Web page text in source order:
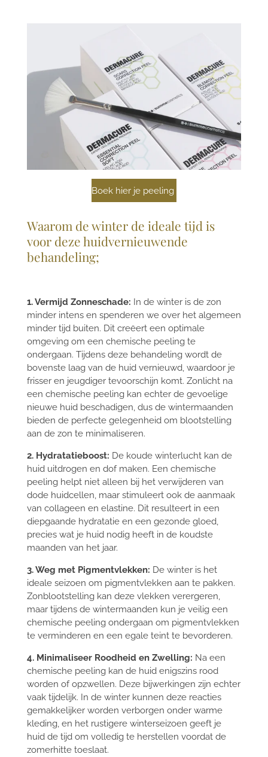
Boek hier je peeling
Waarom de winter de ideale tijd is
voor deze huidvernieuwende
behandeling;
1. Vermijd Zonneschade: In de winter is de zon
minder intens en spenderen we over het algemeen
minder tijd buiten. Dit creëert een optimale
omgeving om een chemische peeling te
ondergaan. Tijdens deze behandeling wordt de
bovenste laag van de huid vernieuwd, waardoor je
frisser en jeugdiger tevoorschijn komt. Zonlicht na
een chemische peeling kan echter de gevoelige
nieuwe huid beschadigen, dus de wintermaanden
bieden de perfecte gelegenheid om blootstelling
aan de zon te minimaliseren.
2. Hydratatieboost: De koude winterlucht kan de
huid uitdrogen en dof maken. Een chemische
peeling helpt niet alleen bij het verwijderen van
dode huidcellen, maar stimuleert ook de aanmaak
van collageen en elastine. Dit resulteert in een
diepgaande hydratatie en een gezonde gloed,
precies wat je huid nodig heeft in de koudste
maanden van het jaar.
3. Weg met Pigmentvlekken: De winter is het
ideale seizoen om pigmentvlekken aan te pakken.
Zonblootstelling kan deze vlekken verergeren,
maar tijdens de wintermaanden kun je veilig een
chemische peeling ondergaan om pigmentvlekken
te verminderen en een egale teint te bevorderen.
4. Minimaliseer Roodheid en Zwelling: Na een
chemische peeling kan de huid enigszins rood
worden of opzwellen. Deze bijwerkingen zijn echter
vaak tijdelijk. In de winter kunnen deze reacties
gemakkelijker worden verborgen onder warme
kleding, en het rustigere winterseizoen geeft je
huid de tijd om volledig te herstellen voordat de
zomerhitte toeslaat.